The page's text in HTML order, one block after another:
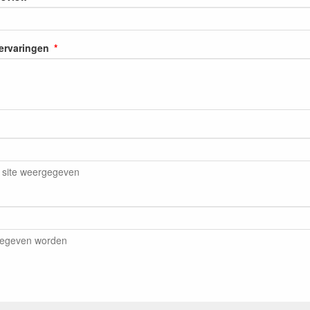
weergegeven
worden